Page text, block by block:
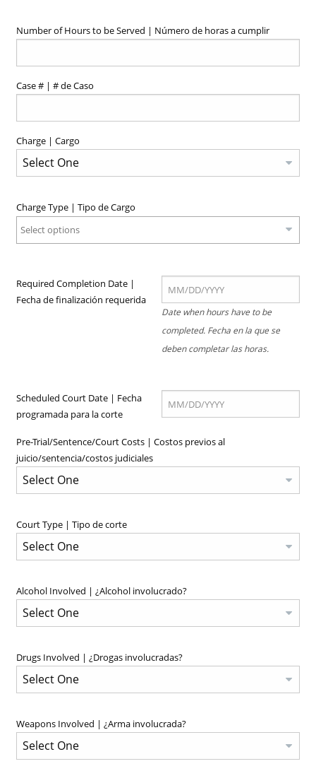
Number of Hours to be Served | Número de horas a cumplir
Case # | # de Caso
Charge | Cargo
Charge Type | Tipo de Cargo
Select options
Required Completion Date |
Fecha de finalización requerida
Date when hours have to be
completed. Fecha en la que se
deben completar las horas.
Scheduled Court Date | Fecha
programada para la corte
Pre-Trial/Sentence/Court Costs | Costos previos al
juicio/sentencia/costos judiciales
Court Type | Tipo de corte
Alcohol Involved | ¿Alcohol involucrado?
Drugs Involved | ¿Drogas involucradas?
Weapons Involved | ¿Arma involucrada?